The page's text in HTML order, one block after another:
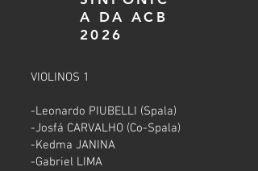
A DA ACB
2026
VIOLINOS 1
-Leonardo PIUBELLI (Spala)
-Josfá CARVALHO (Co-Spala)
-Kedma JANINA
-Gabriel LIMA